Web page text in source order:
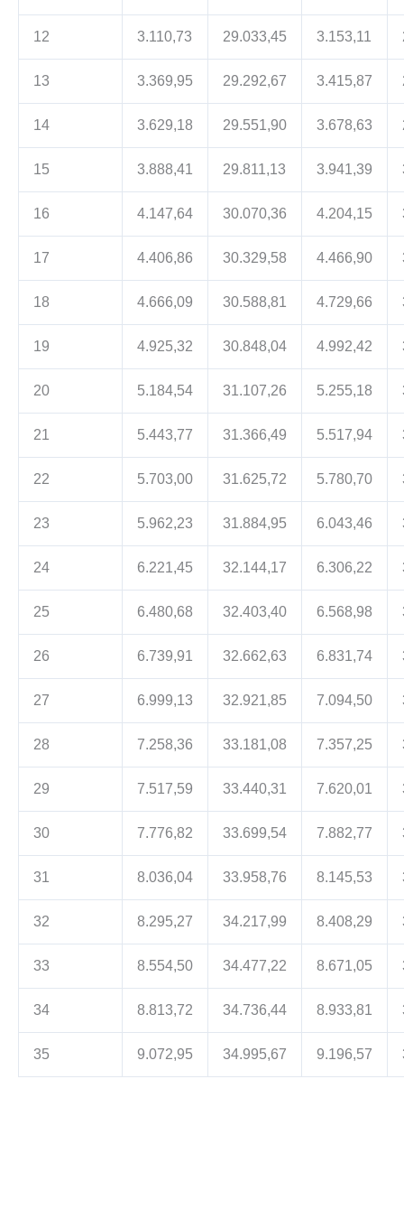
12 3.110,73 29.033,45 3.153,11
13 3.369,95 29.292,67 3.415,87
14 3.629,18 29.551,90 3.678,63
15 3.888,41 29.811,13 3.941,39
16 4.147,64 30.070,36 4.204,15
17 4.406,86 30.329,58 4.466,90
18 4.666,09 30.588,81 4.729,66
19 4.925,32 30.848,04 4.992,42
20 5.184,54 31.107,26 5.255,18
21 5.443,77 31.366,49 5.517,94
22 5.703,00 31.625,72 5.780,70
23 5.962,23 31.884,95 6.043,46
24 6.221,45 32.144,17 6.306,22
25 6.480,68 32.403,40 6.568,98
26 6.739,91 32.662,63 6.831,74
27 6.999,13 32.921,85 7.094,50
28 7.258,36 33.181,08 7.357,25
29 7.517,59 33.440,31 7.620,01
30 7.776,82 33.699,54 7.882,77
31 8.036,04 33.958,76 8.145,53
32 8.295,27 34.217,99 8.408,29
33 8.554,50 34.477,22 8.671,05
34 8.813,72 34.736,44 8.933,81
35 9.072,95 34.995,67 9.196,57